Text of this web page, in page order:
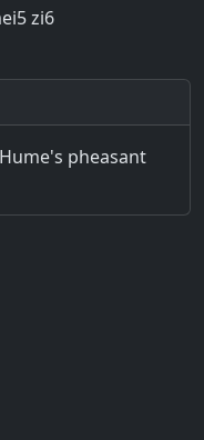
zi6
pheasant